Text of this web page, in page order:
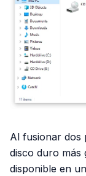
Al fusionar dos
disco duro más
disponible en